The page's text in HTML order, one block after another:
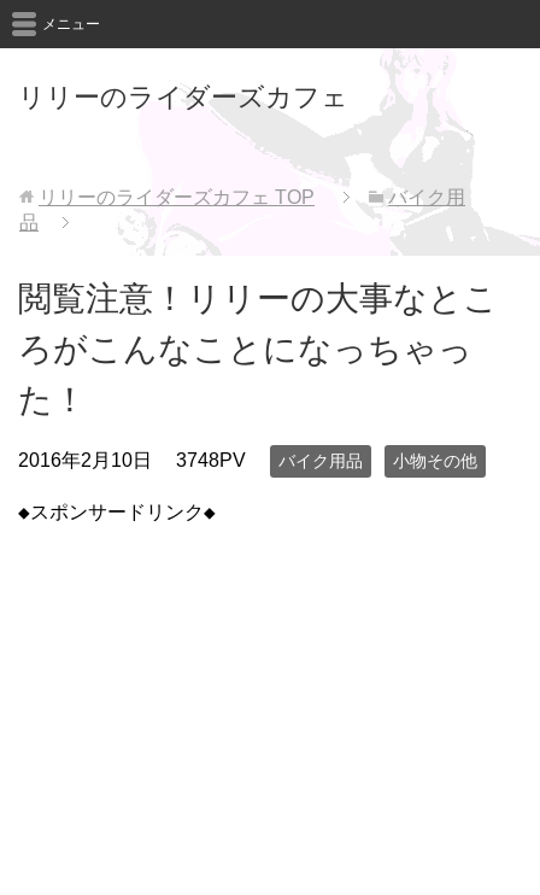
リリーのライダーズカフェ
メニュー
リリーのライダーズカフェ TOP
バイク用
品
閲覧注意！リリーの大事なとこ
ろがこんなことになっちゃっ
た！
2016年2月10日 3748PV バイク用品 小物その他
◆スポンサードリンク◆